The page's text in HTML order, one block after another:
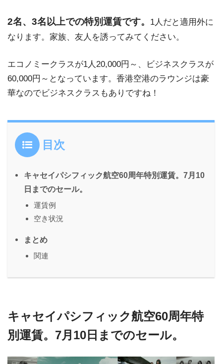
2名、3名以上での特別運賃です。
1人だと適用外に
なります。家族、友人を誘ってみてください。
エコノミークラスが1人20,000円～、ビジネスクラスが
60,000円～となっています。香港空港のラウンジは豪
華なのでビジネスクラスもありですね！
目次
キャセイパシフィック航空60周年特別運賃。7月10
日までのセール。
運賃例
空き状況
まとめ
関連
キャセイパシフィック航空60周年特
別運賃。7月10日までのセール。